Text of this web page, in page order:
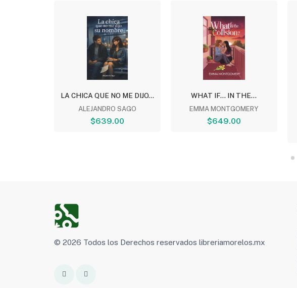
LA CHICA QUE NO ME DIJO...
ALEJANDRO SAGO
$639.00
WHAT IF... IN THE...
EMMA MONTGOMERY
$649.00
© 2026 Todos los Derechos reservados libreriamorelos.mx